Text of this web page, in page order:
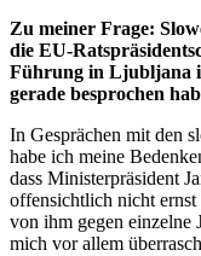
Zu meiner Frage:
die EU-
Führung in Ljubljana
gerade besprochen
In Gesprächen mit den
habe ich meine
dass Ministerpräsident
offensichtlich nicht
von ihm gegen einzelne
mich vor allem